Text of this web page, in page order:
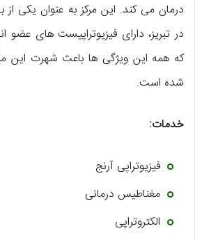
درمان می کند. این مرکز به عنوان یکی از
در تبریز، دارای فیزیوتراپیست های عضو
که همه این ویژگی ها باعث شهرت این
شده است.
خدمات:
فیزیوتراپی آرنج
مغناطیس درمانی
الکتروتراپی